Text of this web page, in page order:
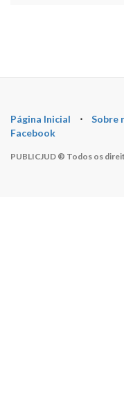
Página Inicial ⋅ Sobre
Facebook
PUBLICJUD ® Todos os